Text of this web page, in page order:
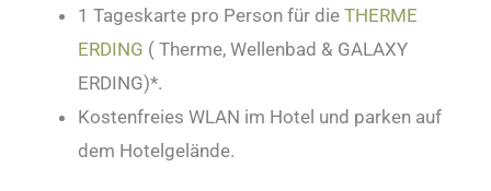
1 Tageskarte pro Person für die THERME
ERDING ( Therme, Wellenbad & GALAXY
ERDING)*.
Kostenfreies WLAN im Hotel und parken auf
dem Hotelgelände.